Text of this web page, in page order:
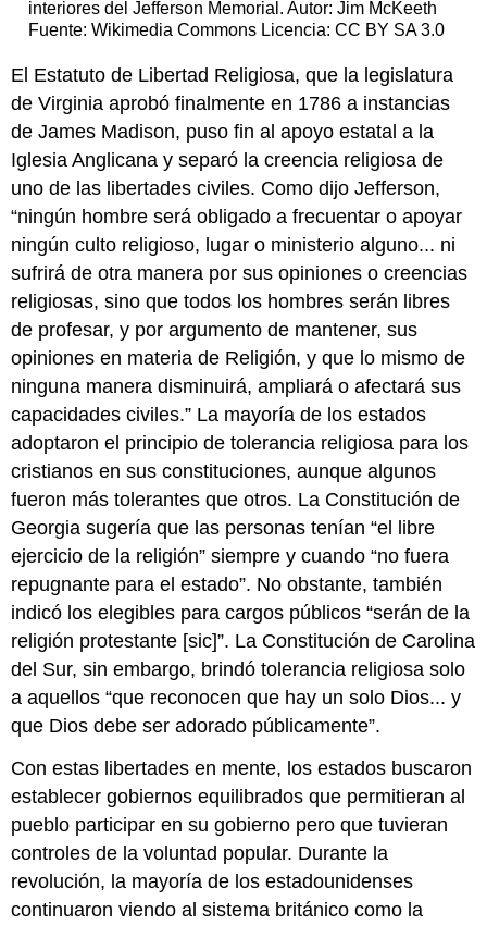
interiores del Jefferson Memorial. Autor: Jim McKeeth
Fuente: Wikimedia Commons Licencia: CC BY SA 3.0
El Estatuto de Libertad Religiosa, que la legislatura
de Virginia aprobó finalmente en 1786 a instancias
de James Madison, puso fin al apoyo estatal a la
Iglesia Anglicana y separó la creencia religiosa de
uno de las libertades civiles. Como dijo Jefferson,
“ningún hombre será obligado a frecuentar o apoyar
ningún culto religioso, lugar o ministerio alguno... ni
sufrirá de otra manera por sus opiniones o creencias
religiosas, sino que todos los hombres serán libres
de profesar, y por argumento de mantener, sus
opiniones en materia de Religión, y que lo mismo de
ninguna manera disminuirá, ampliará o afectará sus
capacidades civiles.” La mayoría de los estados
adoptaron el principio de tolerancia religiosa para los
cristianos en sus constituciones, aunque algunos
fueron más tolerantes que otros. La Constitución de
Georgia sugería que las personas tenían “el libre
ejercicio de la religión” siempre y cuando “no fuera
repugnante para el estado”. No obstante, también
indicó los elegibles para cargos públicos “serán de la
religión protestante [sic]”. La Constitución de Carolina
del Sur, sin embargo, brindó tolerancia religiosa solo
a aquellos “que reconocen que hay un solo Dios... y
que Dios debe ser adorado públicamente”.
Con estas libertades en mente, los estados buscaron
establecer gobiernos equilibrados que permitieran al
pueblo participar en su gobierno pero que tuvieran
controles de la voluntad popular. Durante la
revolución, la mayoría de los estadounidenses
continuaron viendo al sistema británico como la